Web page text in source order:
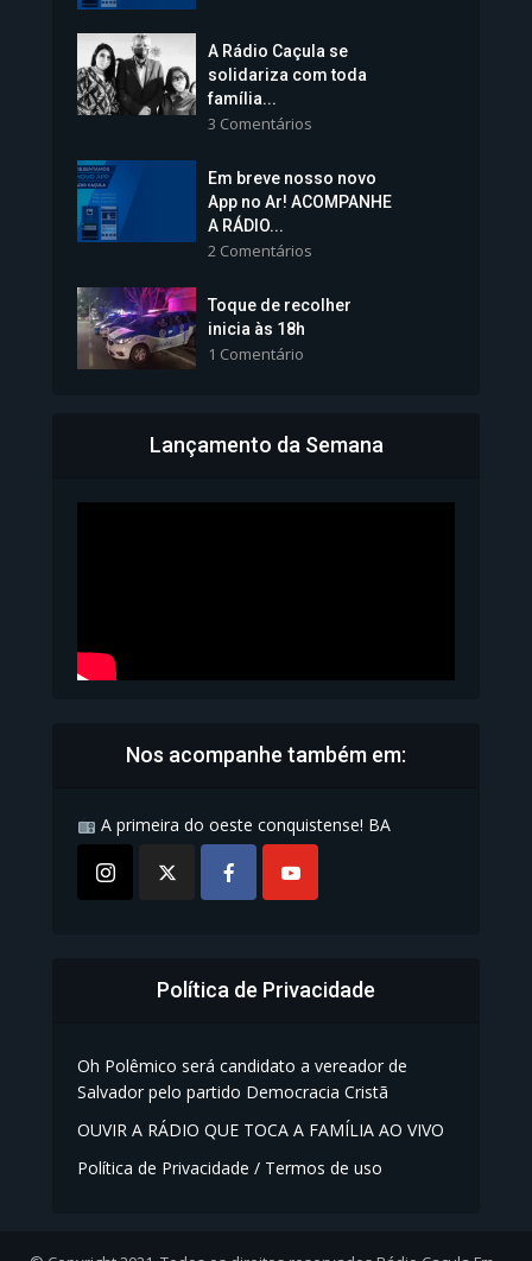
Vice-Prefeita Sheila Lemos
tomará posse nesta...
1.101 Modos de exibição
Bahia inicia emissão da
A Rádio Caçula se
solidariza com toda
família...
3 Comentários
Em breve nosso novo
App no Ar! ACOMPANHE
A RÁDIO...
2 Comentários
Toque de recolher
inicia às 18h
1 Comentário
Lançamento da Semana
Nos acompanhe também em:
A primeira do oeste conquistense! BA
Política de Privacidade
Oh Polêmico será candidato a vereador de
Salvador pelo partido Democracia Cristã
OUVIR A RÁDIO QUE TOCA A FAMÍLIA AO VIVO
Política de Privacidade / Termos de uso